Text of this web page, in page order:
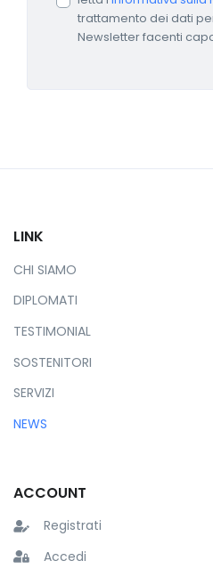
trattamento dei dati
Newsletter facenti
LINK
CHI SIAMO
DIPLOMATI
TESTIMONIAL
SOSTENITORI
SERVIZI
NEWS
ACCOUNT
Registrati
Accedi